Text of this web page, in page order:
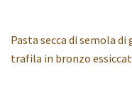
Pasta secca di semola
trafila in bronzo